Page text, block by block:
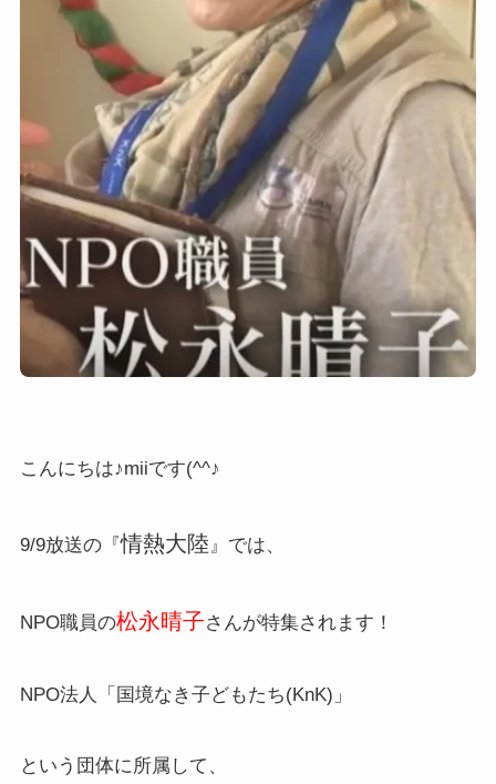
こんにちは♪miiです(^^♪
9/9放送の『情熱大陸』では、
NPO職員の松永晴子さんが特集されます！
NPO法人「国境なき子どもたち(KnK)」
という団体に所属して、